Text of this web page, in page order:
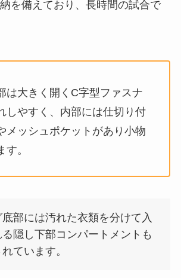
を備えており、長時間の試合で
は大きく開くC字型ファスナ
しやすく、内部には仕切り付
メッシュポケットがあり小物
す。
部には汚れた衣類を分けて入
隠し下部コンパートメントも
ています。